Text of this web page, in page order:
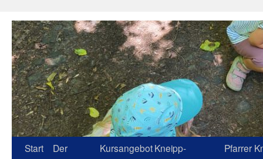
Inhalt
springen
Start
Der
KursangebotKneipp-
Pfarrer